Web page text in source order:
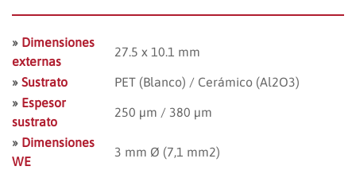
» Dimensiones
externas
27.5 x 10.1 mm
» Sustrato
PET (Blanco) / Cerámico (Al2O3)
» Espesor
sustrato
250 µm / 380 µm
» Dimensiones
WE
3 mm Ø (7,1 mm2)